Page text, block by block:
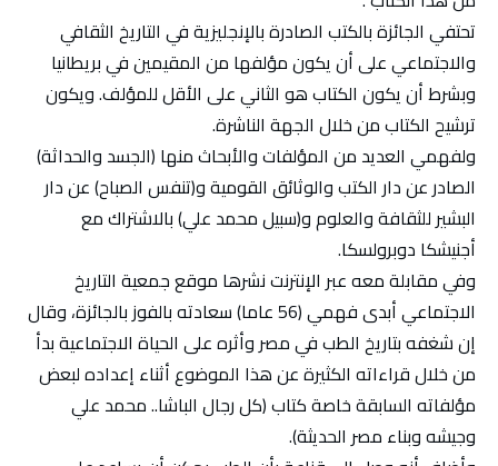
تحتفي الجائزة بالكتب الصادرة بالإنجليزية في التاريخ الثقافي
والاجتماعي على أن يكون مؤلفها من المقيمين في بريطانيا
وبشرط أن يكون الكتاب هو الثاني على الأقل للمؤلف. ويكون
ترشيح الكتاب من خلال الجهة الناشرة.
ولفهمي العديد من المؤلفات والأبحاث منها (الجسد والحداثة)
الصادر عن دار الكتب والوثائق القومية و(تنفس الصباح) عن دار
البشير للثقافة والعلوم و(سبيل محمد علي) بالاشتراك مع
أجنيشكا دوبرولسكا.
وفي مقابلة معه عبر الإنترنت نشرها موقع جمعية التاريخ
الاجتماعي أبدى فهمي (56 عاما) سعادته بالفوز بالجائزة، وقال
إن شغفه بتاريخ الطب في مصر وأثره على الحياة الاجتماعية بدأ
من خلال قراءاته الكثيرة عن هذا الموضوع أثناء إعداده لبعض
مؤلفاته السابقة خاصة كتاب (كل رجال الباشا.. محمد علي
وجيشه وبناء مصر الحديثة).